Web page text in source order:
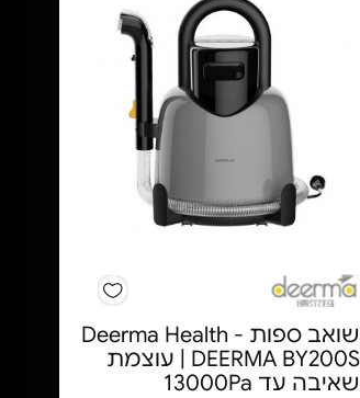
שואב ספות Deerma Health -
DEERMA BY200S | עוצמת
שאיבה עד 13000Pa